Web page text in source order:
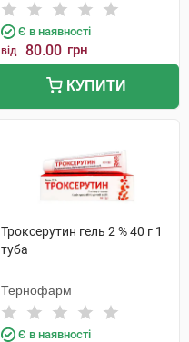
Є в наявності
від 80.00 грн
КУПИТИ
Троксерутин гель 2 % 40 г 1
туба
Тернофарм
Є в наявності